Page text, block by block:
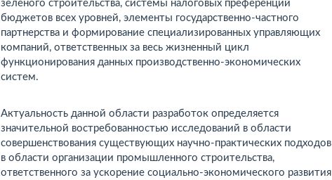
зеленого строительства, системы налоговых преференций
бюджетов всех уровней, элементы государственно-частного
партнерства и формирование специализированных управляющих
компаний, ответственных за весь жизненный цикл
функционирования данных производственно-экономических
систем.
Актуальность данной области разработок определяется
значительной востребованностью исследований в области
совершенствования существующих научно-практических под­ходов
в области организации промышленного строительства,
ответственного за ускорение социально-экономического развития